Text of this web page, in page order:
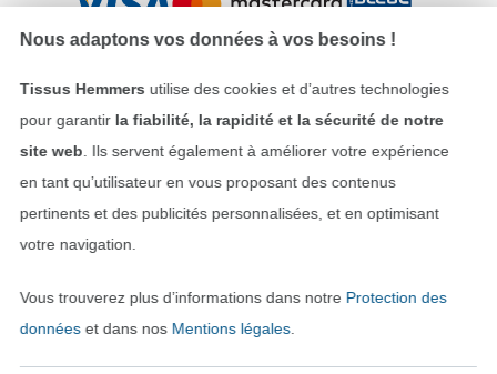
Nos partenaires logistiques
Mentions légales
Passer à la boutique allemande
Nous adaptons vos données à vos besoins !
Tissus Hemmers utilise des cookies et d’autres technologies
pour garantir la fiabilité, la rapidité et la sécurité de notre
site web . Ils servent également à améliorer votre expérience
en tant qu’utilisateur en vous proposant des contenus
pertinents et des publicités personnalisées, et en optimisant
votre navigation.
Vous trouverez plus d’informations dans notre Protection des
donnéeset dans nos Mentions légales.